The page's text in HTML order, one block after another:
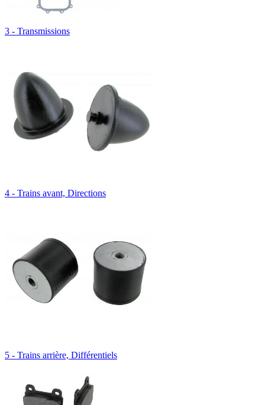
3 - Transmissions
4 - Trains avant, Directions
5 - Trains arrière, Différentiels